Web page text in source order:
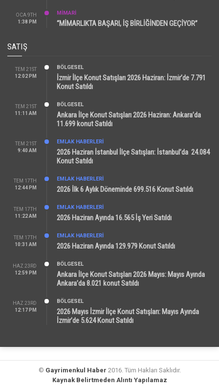
OCA 9TH
1:38 PM
MİMARİ
“MİMARLIKTA BAŞARI, İŞ BİRLİĞİNDEN GEÇİYOR”
SATIŞ
TEM 21ST
12:02 PM
BÖLGESEL
İzmir İlçe Konut Satışları 2026 Haziran: İzmir’de 7.791
Konut Satıldı
TEM 21ST
11:11 AM
BÖLGESEL
Ankara İlçe Konut Satışları 2026 Haziran: Ankara’da
11.699 konut Satıldı
TEM 21ST
9:40 AM
EMLAK HABERLERI
2026 Haziran İstanbul İlçe Satışları: İstanbul’da 24.084
Konut Satıldı
TEM 17TH
12:44 PM
EMLAK HABERLERI
2026 İlk 6 Aylık Döneminde 699.516 Konut Satıldı
TEM 17TH
11:22 AM
EMLAK HABERLERI
2026 Haziran Ayında 16.565 İş Yeri Satıldı
TEM 17TH
10:31 AM
EMLAK HABERLERI
2026 Haziran Ayında 129.979 Konut Satıldı
HAZ 23RD
12:59 PM
BÖLGESEL
Ankara İlçe Konut Satışları 2026 Mayıs: Mayıs Ayında
Ankara’da 8.021 konut Satıldı
HAZ 23RD
12:17 PM
BÖLGESEL
2026 Mayıs İzmir İlçe Konut Satışları: Mayıs Ayında
İzmir’de 5.624 Konut Satıldı
© Gayrimenkul Haber 2016. Tüm Hakları Saklıdır.
Kaynak Belirtmeden Alıntı Yapılamaz